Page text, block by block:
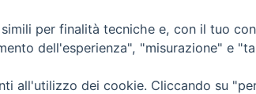
per finalità tecniche e, con il tuo
dell'esperienza", "misurazione" e
all'utilizzo dei cookie. Cliccando su